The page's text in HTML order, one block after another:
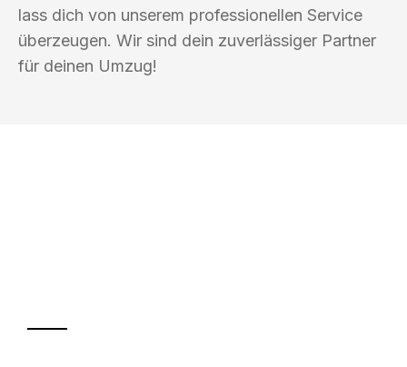
lass dich von unserem professionellen Service
überzeugen. Wir sind dein zuverlässiger Partner
für deinen Umzug!